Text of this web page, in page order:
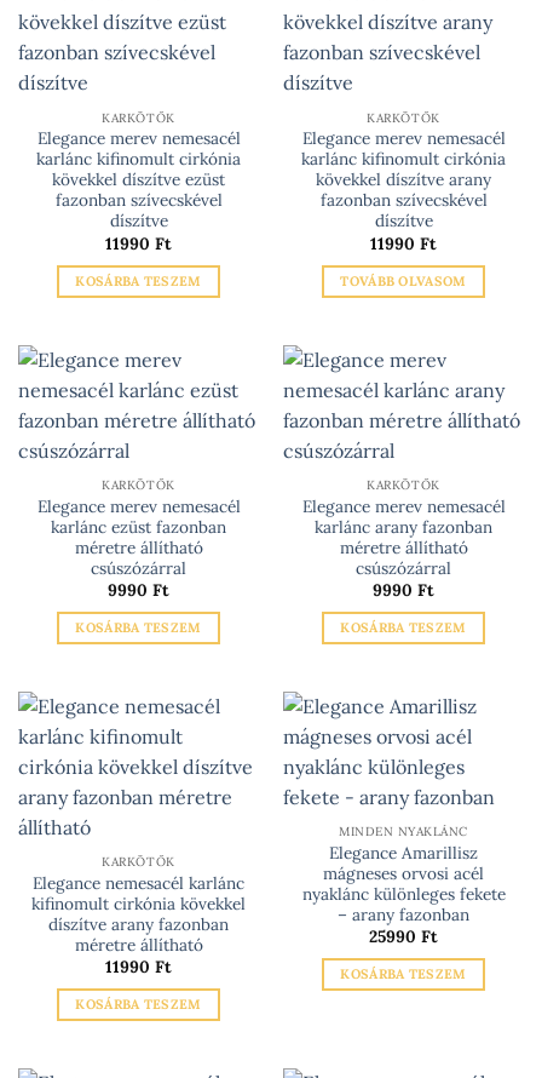
A
változatok
termékoldalon
választhatók
ki
KARKÖTŐK
Elegance merev nemesacél
karlánc kifinomult cirkónia
kövekkel díszítve ezüst
fazonban szívecskével
díszítve
11990 Ft
KOSÁRBA TESZEM
KARKÖTŐK
Elegance merev nemesacél
karlánc kifinomult cirkónia
kövekkel díszítve arany
fazonban szívecskével
díszítve
11990 Ft
TOVÁBB OLVASOM
KARKÖTŐK
Elegance merev nemesacél
karlánc ezüst fazonban
méretre állítható
csúszózárral
9990 Ft
KOSÁRBA TESZEM
KARKÖTŐK
Elegance merev nemesacél
karlánc arany fazonban
méretre állítható
csúszózárral
9990 Ft
KOSÁRBA TESZEM
KARKÖTŐK
Elegance nemesacél karlánc
kifinomult cirkónia kövekkel
díszítve arany fazonban
méretre állítható
11990 Ft
KOSÁRBA TESZEM
MINDEN NYAKLÁNC
Elegance Amarillisz
mágneses orvosi acél
nyaklánc különleges fekete
– arany fazonban
25990 Ft
KOSÁRBA TESZEM